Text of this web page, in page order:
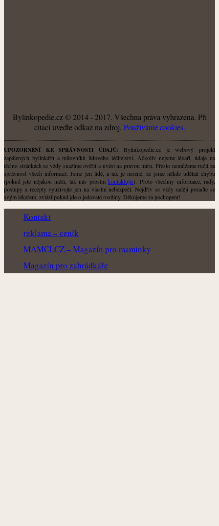
Bylinkopedie.cz © 2014 - 2017. Všechna práva vyhrazena. Při
citaci uveďte odkaz na zdroj. Použiváme cookies.
UPOZORNĚNÍ KE SPRÁVNOSTI ÚDAJŮ: Bylinkopedie.cz je webový projekt
zapálených bylinkářů a milovníků lidového léčitelství. Ačkoliv nejsme lékaři, údaje na
těchto stránkách se vždy snažíme ověřit a uvést na pravou míru. Přesto nemůžeme ručit za
správnost všech informací. Jsme jen lidé, a tak je možné, že jsme někde udělali chybu
(pokud jste nějakou našli, tak nás prosímkontaktujte). Proto všechny informace, rady,
postupy a recepty využívejte jen na vlastní nebezpečí. Nejdřív se vždy raději poraďte se
svým lékařem, zvlášť pokud jde o jedovaté rostliny. Děkujeme za pochopení!
Kontakt
reklama – ceník
MAMCI.CZ – Magazín pro maminky
Magazín pro zahrádkáře